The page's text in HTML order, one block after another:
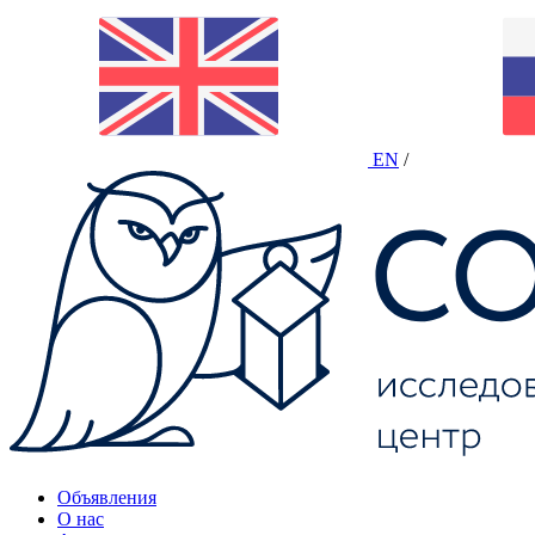
EN /
Объявления
О нас